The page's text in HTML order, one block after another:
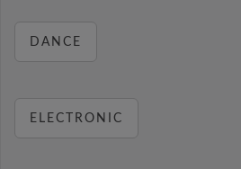
DANCE
ELECTRONIC